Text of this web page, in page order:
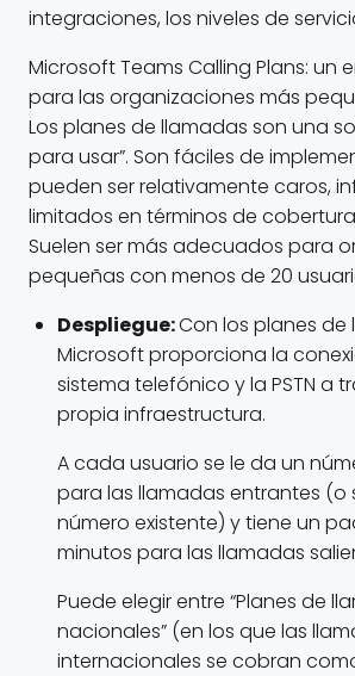
integraciones, los niveles de
Microsoft Teams Calling Plans: un
para las organizaciones más
Los planes de llamadas son una
para usar”. Son fáciles de
pueden ser relativamente caros,
limitados en términos de
Suelen ser más adecuados para
pequeñas con menos de 20
Despliegue:Con los planes de
Microsoft proporciona la
sistema telefónico y la PSTN a
propia infraestructura.
A cada usuario se le da un
para las llamadas entrantes (o
número existente) y tiene un
minutos para las llamadas
Puede elegir entre “Planes de
nacionales” (en los que las
internacionales se cobran